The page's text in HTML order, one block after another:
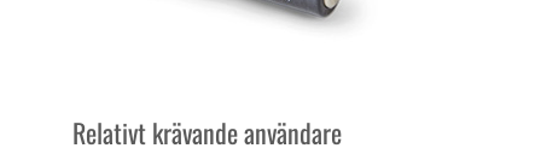
Relativt krävande användare